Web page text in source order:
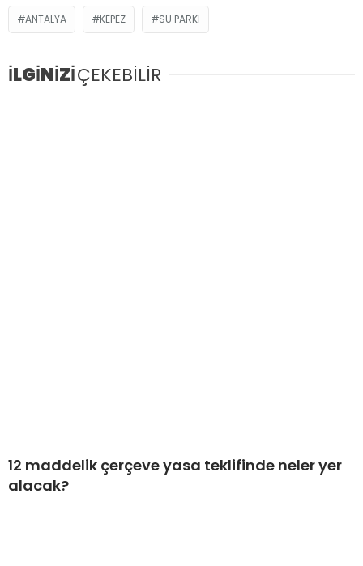
ANTALYA KEPEZ SU PARKI
İLGİNİZİÇEKEBİLİR
12 maddelik çerçeve yasa teklifinde neler yer
alacak?